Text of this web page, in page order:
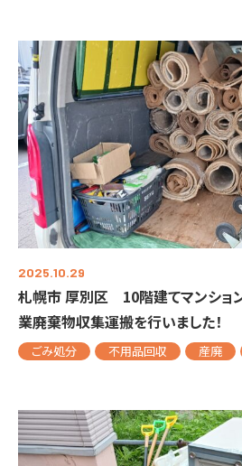
2025.10.29
札幌市 厚別区 10階建てマンション
業廃棄物収集運搬を行いました！
ごみ処分 不用品回収 産廃